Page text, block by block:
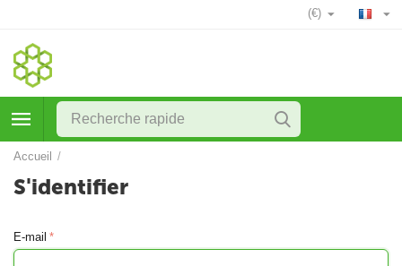
(€)
Accueil /
S'identifier
E-mail